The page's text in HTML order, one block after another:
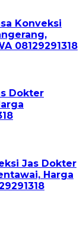
Konveksi
08129291318
Dokter
Jas Dokter
Harga